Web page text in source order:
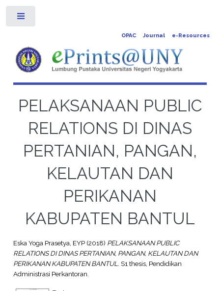
OPAC Journal e-Resources
PELAKSANAAN PUBLIC
RELATIONS DI DINAS
PERTANIAN, PANGAN,
KELAUTAN DAN
PERIKANAN
KABUPATEN BANTUL
Eska Yoga Prasetya, EYP(2018) PELAKSANAAN PUBLIC
RELATIONS DI DINAS PERTANIAN, PANGAN, KELAUTAN DAN
PERIKANAN KABUPATEN BANTUL. S1 thesis, Pendidikan
Administrasi Perkantoran.